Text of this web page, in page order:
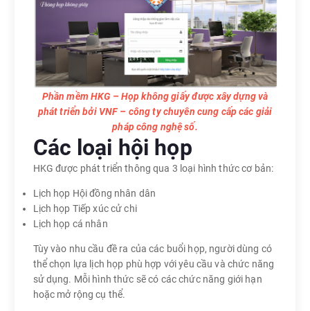
Phần mềm HKG – Họp không giấy được xây dựng và
phát triển bởi VNF – công ty chuyên cung cấp các giải
pháp công nghệ số.
Các loại hội họp
HKG được phát triển thông qua 3 loại hình thức cơ bản:
Lịch họp Hội đồng nhân dân
Lịch họp Tiếp xúc cử chi
Lịch họp cá nhân
Tùy vào nhu cầu đề ra của các buổi họp, người dùng có
thể chọn lựa lịch họp phù hợp với yêu cầu và chức năng
sử dụng. Mỗi hình thức sẽ có các chức năng giới hạn
hoặc mở rộng cụ thể.